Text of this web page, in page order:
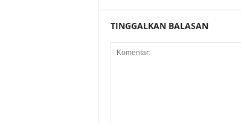
TINGGALKAN BALASAN